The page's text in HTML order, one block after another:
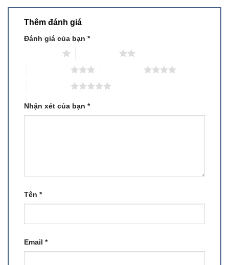
Thêm đánh giá
Đánh giá của bạn *
Nhận xét của bạn *
Tên *
Email *